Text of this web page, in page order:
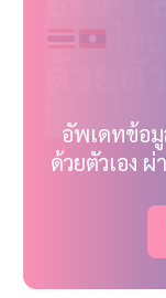
อัพเดทข้อ
ด้วยตัวเอง